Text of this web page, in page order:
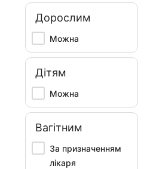
Дорослим
Можна
Дітям
Можна
Вагітним
За призначенням
лікаря